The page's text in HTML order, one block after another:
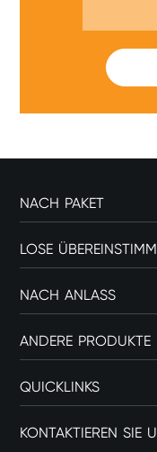
NACH PAKET
LOSE
NACH ANLASS
ANDERE PRODUKTE
QUICKLINKS
KONTAKTIEREN SIE